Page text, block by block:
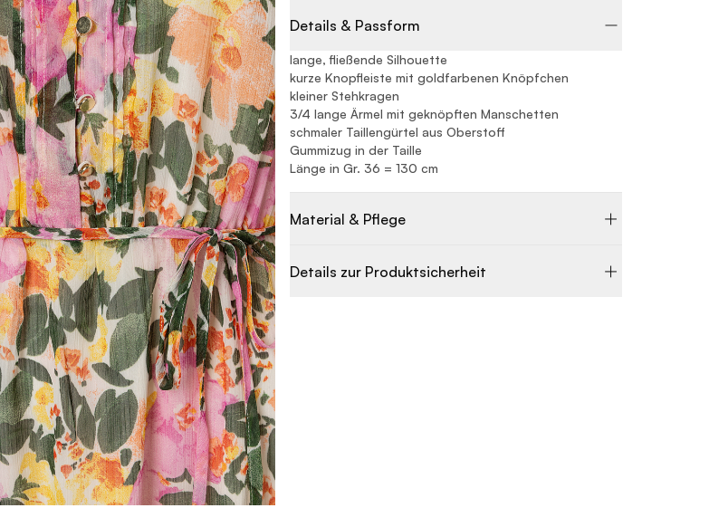
Details & Passform
lange, fließende Silhouette
kurze Knopfleiste mit goldfarbenen Knöpfchen
kleiner Stehkragen
3/4 lange Ärmel mit geknöpften Manschetten
schmaler Taillengürtel aus Oberstoff
Gummizug in der Taille
Länge in Gr. 36 = 130 cm
Material & Pflege
Details zur Produktsicherheit